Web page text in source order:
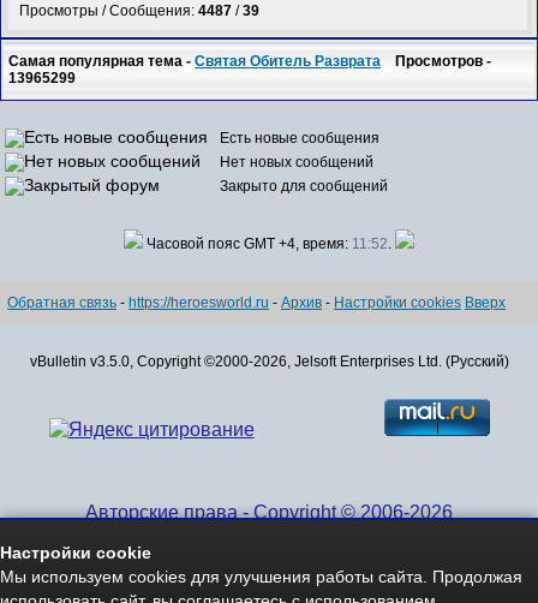
Просмотры / Сообщения:4487 /39
Самая популярная тема -Святая Обитель Разврата Просмотров -
13965299
Есть новые сообщения
Нет новых сообщений
Закрыто для сообщений
Часовой пояс GMT +4, время: 11:52.
Обратная связь - https://heroesworld.ru - Архив - Настройки cookies Вверх
vBulletin v3.5.0, Copyright ©2000-2026, Jelsoft Enterprises Ltd. (Русский)
Авторские права - Copyright © 2006-2026
Настройки cookie
Мы используем cookies для улучшения работы сайта. Продолжая